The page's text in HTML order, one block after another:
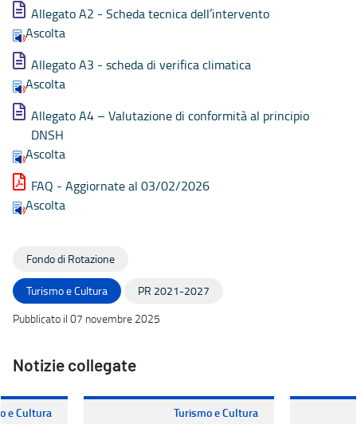
Allegato A2 - Scheda tecnica dell’intervento
Ascolta
Allegato A3 - scheda di verifica climatica
Ascolta
Allegato A4 – Valutazione di conformità al principio
DNSH
Ascolta
FAQ - Aggiornate al 03/02/2026
Ascolta
Fondo di Rotazione
Turismo e Cultura
PR 2021-2027
Pubblicato il 07 novembre 2025
Notizie collegate
e Cultura
Turismo e Cultura